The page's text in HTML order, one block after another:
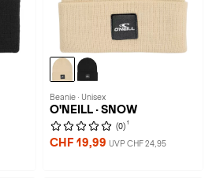
Beanie · Unisex
O'NEILL · SNOW
(0) 1
CHF 19,99 UVP CHF 24,95